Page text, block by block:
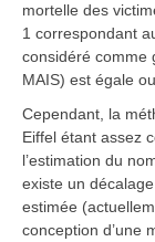
mortelle des
1 correspondant
considéré comme
MAIS) est égale
Cependant, la
Eiffel étant assez
l’estimation du
existe un
estimée
conception d’une